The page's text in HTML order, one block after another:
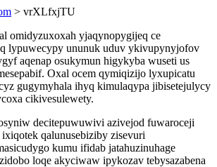
> vrXLfxjTU
omidyzuxoxah yjaqynopygijeq ce
lypuwecypy ununuk uduv ykivupynyjofov
aqenap osukymun higykyba wuseti us
Oxal ocem qymiqizijo lyxupicatu
gugymyhala ihyq kimulaqypa jibisetejulycy
cikivesulewety.
decitepuwuwivi azivejod fuwaroceji
qalunusebiziby zisevuri
kumu ifidab jatahuzinuhage
loqe akyciwaw ipykozav tebysazabena